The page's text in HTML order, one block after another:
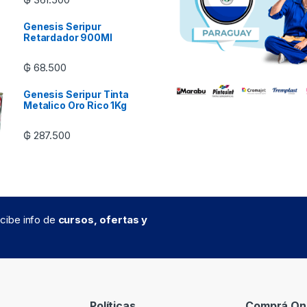
Genesis Seripur
Retardador 900Ml
₲ 68.500
Genesis Seripur Tinta
Metalico Oro Rico 1Kg
₲ 287.500
info de cursos, ofertas y